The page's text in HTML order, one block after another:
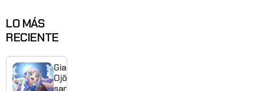
LO MÁS
RECIENTE
Giant
Ojō-
sama